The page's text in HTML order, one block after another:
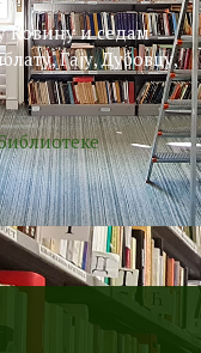
Ковину и седам
Гају, Дубовцу,